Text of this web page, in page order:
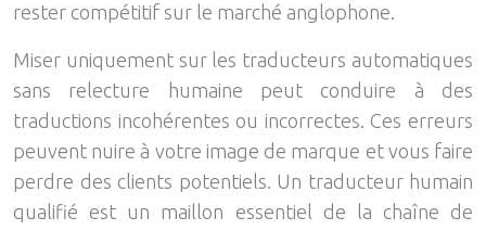
rester compétitif sur le marché anglophone.
Miser uniquement sur les traducteurs automatiques
sans relecture humaine peut conduire à des
traductions incohérentes ou incorrectes. Ces erreurs
peuvent nuire à votre image de marque et vous faire
perdre des clients potentiels. Un traducteur humain
qualifié est un maillon essentiel de la chaîne de